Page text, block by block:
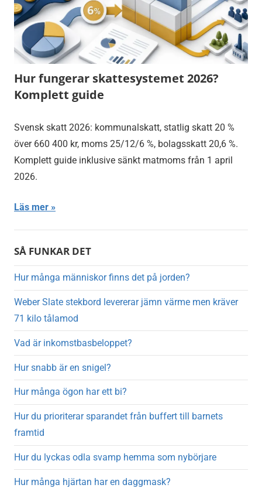
Hur fungerar skattesystemet 2026?
Komplett guide
Svensk skatt 2026: kommunalskatt, statlig skatt 20 %
över 660 400 kr, moms 25/12/6 %, bolagsskatt 20,6 %.
Komplett guide inklusive sänkt matmoms från 1 april
2026.
Läs mer
SÅ FUNKAR DET
Hur många människor finns det på jorden?
Weber Slate stekbord levererar jämn värme men kräver
71 kilo tålamod
Vad är inkomstbasbeloppet?
Hur snabb är en snigel?
Hur många ögon har ett bi?
Hur du prioriterar sparandet från buffert till barnets
framtid
Hur du lyckas odla svamp hemma som nybörjare
Hur många hjärtan har en daggmask?